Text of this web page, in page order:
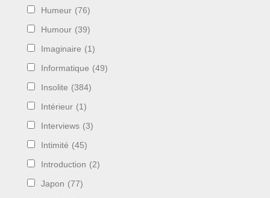
Humeur (76)
Humour (39)
Imaginaire (1)
Informatique (49)
Insolite (384)
Intérieur (1)
Interviews (3)
Intimité (45)
Introduction (2)
Japon (77)